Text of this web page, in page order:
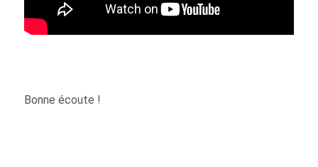
Bonne écoute !